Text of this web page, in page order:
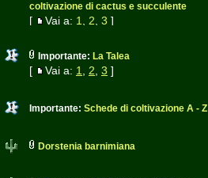
coltivazione di cactus e succulente
[ Vai a: 1 2 3 ]
Importante: La Talea
[ Vai a: 1 2 3 ]
Importante: Schede di coltivazione A - Z
Dorstenia barnimiana